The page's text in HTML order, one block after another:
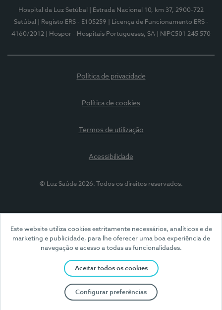
Este website utiliza cookies estritamente necessários, analíticos e de
marketing e publicidade, para lhe oferecer uma boa experiência de
navegação e acesso a todas as funcionalidades.
Aceitar todos os cookies
Configurar preferências
Hospital da Luz Setúbal
| Estrada Nacional 10, km 37, 2900-722
Setúbal
| Registo ERS - E105259
| Licença de Funcionamento ERS -
4160/2012
| Hospor - Hospitais Portugueses, SA | NIPC501 245 570
Política de privacidade
Política de cookies
Termos de utilização
Acessibilidade
© Luz Saúde 2026. Todos os direitos reservados.